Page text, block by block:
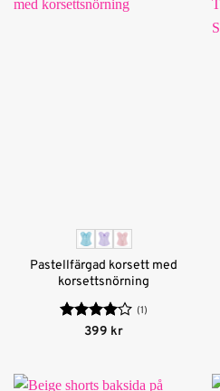
Pastellfärgad korsett med
korsettsnörning
Betygsatt
(1)
399 kr